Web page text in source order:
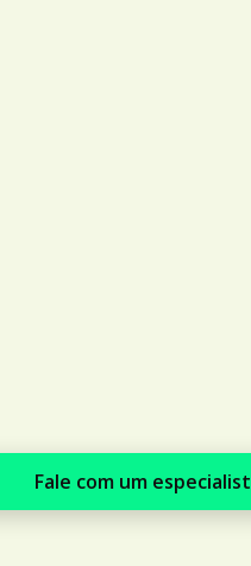
Fale com um